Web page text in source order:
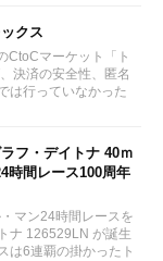
クス
CtoCマーケット「ト
決済の安全性、匿名
は行っていなかった
フ・デイトナ 40ｍ
時間レース100周年
マン24時間レースを
ナ 126529LN が誕生
は6連覇の掛かったト